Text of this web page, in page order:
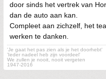
door sinds het vertrek van
dan de auto aan kan.
Compleet aan zichzelf, het
werken te danken.
'Je gaat het pas zien als je het doorhebt'
'Ieder nadeel heb zijn voordeel'
We zullen je nooit, nooit vergeten
1947-2016